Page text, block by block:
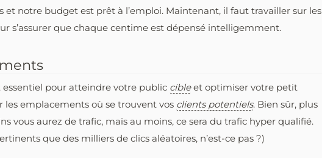
et notre budget est prêt à l’emploi. Maintenant, il faut travailler sur les
s’assurer que chaque centime est dépensé intelligemment.
pour atteindre votre public cibleet optimiser votre petit
les emplacements où se trouvent vos clients potentiels. Bien sûr, plus
vous aurez de trafic, mais au moins, ce sera du trafic hyper qualifié.
que des milliers de clics aléatoires, n’est-ce pas ?)